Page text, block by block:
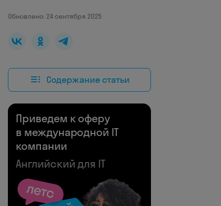
Обновлено: 24 сентября 2025
Содержание статьи
Приведем к оферу
в международной IT
компании
Английский для IT